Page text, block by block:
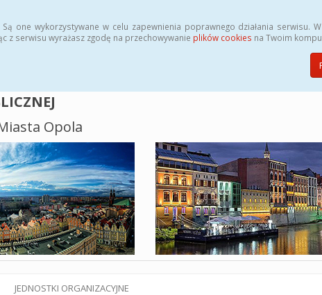
one wykorzystywane w celu zapewnienia poprawnego działania serwisu.
z serwisu wyrażasz zgodę na przechowywanie plików cookies na Twoim
Opola
JEDNOSTKI ORGANIZACYJNE